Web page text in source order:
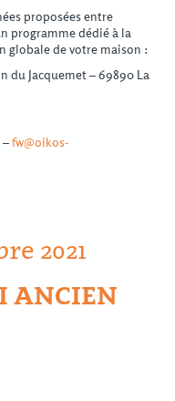
proposées entre
programme dédié à la
globale de votre maison :
du Jacquemet – 69890 La
fw@oikos-
2021
ANCIEN